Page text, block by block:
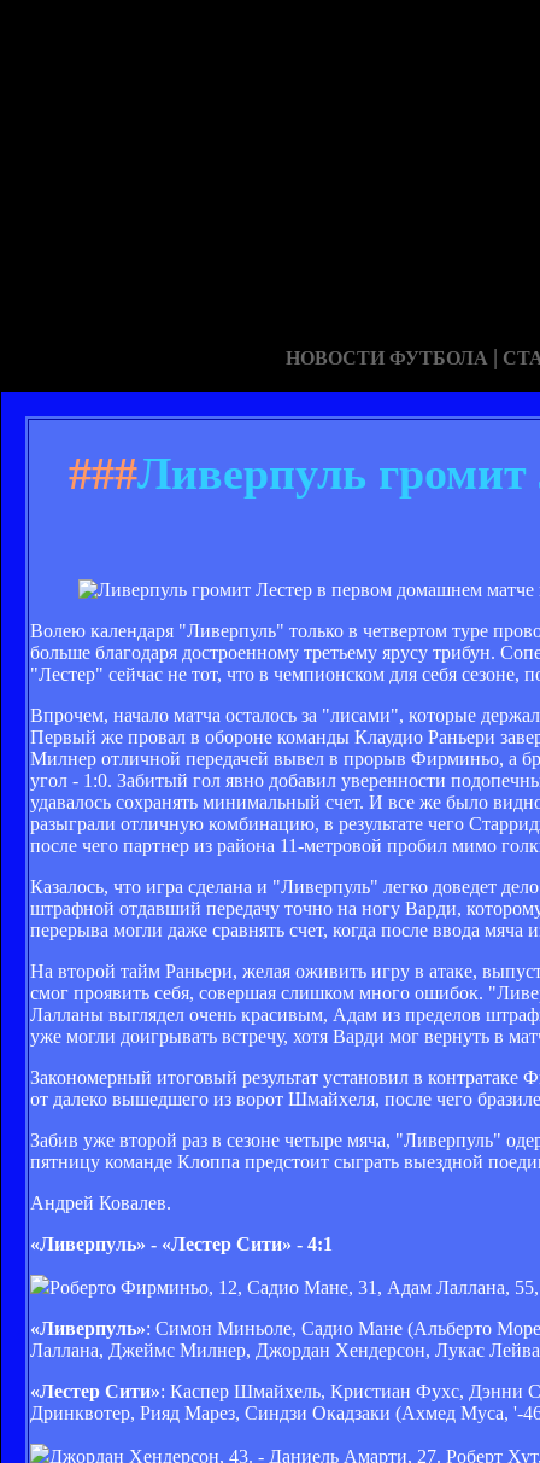
НОВОСТИ ФУТБОЛА |
###Ливерпуль
Волею календаря "Ливерпуль" только в четвертом туре
больше благодаря достроенному третьему ярусу трибун.
"Лестер" сейчас не тот, что в чемпионском для себя сезоне,
Впрочем, начало матча осталось за "лисами", которые
Первый же провал в обороне команды Клаудио Раньери
Милнер отличной передачей вывел в прорыв Фирминьо, а
угол - 1:0. Забитый гол явно добавил уверенности
удавалось сохранять минимальный счет. И все же было
разыграли отличную комбинацию, в результате чего
после чего партнер из района 11-метровой пробил мимо
Казалось, что игра сделана и "Ливерпуль" легко доведет
штрафной отдавший передачу точно на ногу Варди,
перерыва могли даже сравнять счет, когда после ввода
На второй тайм Раньери, желая оживить игру в атаке,
смог проявить себя, совершая слишком много ошибок.
Лалланы выглядел очень красивым, Адам из пределов
уже могли доигрывать встречу, хотя Варди мог вернуть в
Закономерный итоговый результат установил в
от далеко вышедшего из ворот Шмайхеля, после чего
Забив уже второй раз в сезоне четыре мяча, "Ливерпуль"
пятницу команде Клоппа предстоит сыграть выездной
Андрей Ковалев.
«Ливерпуль» - «Лестер Сити» - 4:1
Роберто Фирминьо, 12, Садио Мане, 31, Адам Лаллана,
«Ливерпуль»: Симон Миньоле, Садио Мане (Альберто
Лаллана, Джеймс Милнер, Джордан Хендерсон, Лукас
«Лестер Сити»: Каспер Шмайхель, Кристиан Фухс, Дэнни
Дринквотер, Рияд Марез, Синдзи Окадзаки (Ахмед Муса,
Джордан Хендерсон, 43. - Даниель Амарти, 27. Роберт